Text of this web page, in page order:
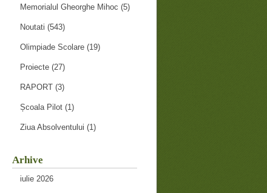
Memorialul Gheorghe Mihoc (5)
Noutati (543)
Olimpiade Scolare (19)
Proiecte (27)
RAPORT (3)
Școala Pilot (1)
Ziua Absolventului (1)
Arhive
iulie 2026